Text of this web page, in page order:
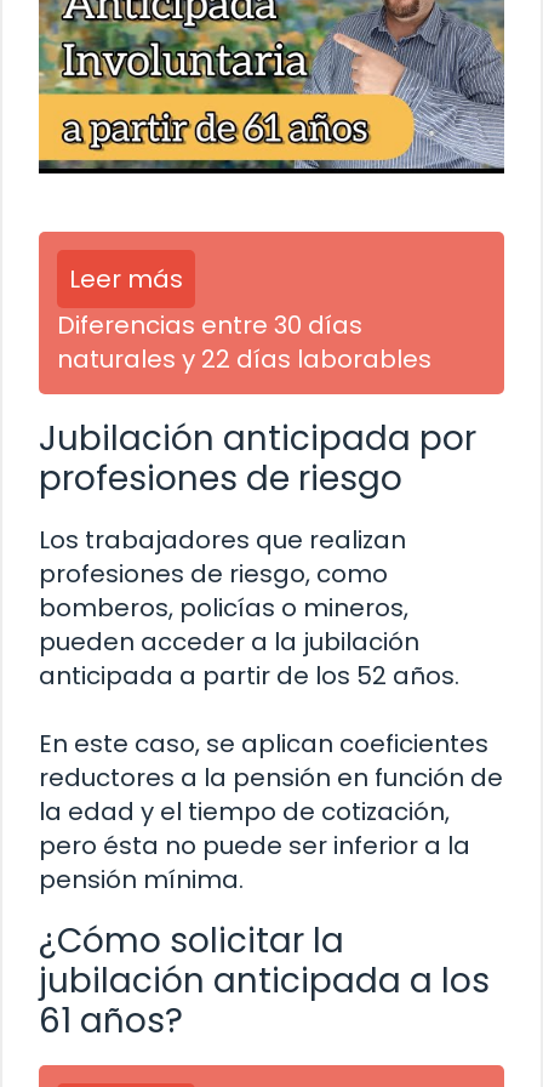
Leer más
Diferencias entre 30 días
naturales y 22 días laborables
Jubilación anticipada por
profesiones de riesgo
Los trabajadores que realizan
profesiones de riesgo, como
bomberos, policías o mineros,
pueden acceder a la jubilación
anticipada a partir de los 52 años.
En este caso, se aplican coeficientes
reductores a la pensión en función de
la edad y el tiempo de cotización,
pero ésta no puede ser inferior a la
pensión mínima.
¿Cómo solicitar la
jubilación anticipada a los
61 años?